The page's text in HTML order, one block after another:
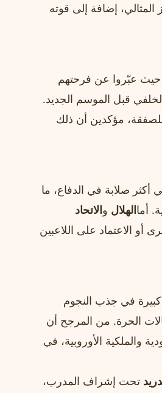
إضافة إلى قوته
حيث عبّروا عن فرحتهم
قبل الموسم الجديد.
مؤكدين أن ذلك
أكثر صلابة في الدفاع، ما
أماالهلال والاتحاد
الاعتماد على اللاعبين
في جذب النجوم
الحرة. من المرجح أن
والملكية الأوروبية، في
تحت إشراف المدرب،